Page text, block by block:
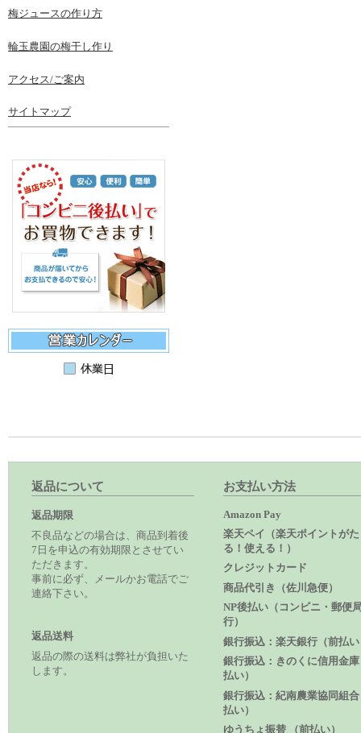
梅ジュースの作り方
輪玉農園の梅干し作り
アクセス/ご案内
サイトマップ
返品について
返品期限
不良品などの場合は、商品到着後
7日を申込の有効期限とさせてい
ただきます。
事前に必ず、メールかお電話でご
連絡下さい。
返品送料
返品の際の送料は弊社が負担いた
します。
お支払い方法
Amazon Pay
楽天ペイ（楽天ポイントが
る！使える！）
クレジットカード
商品代引き（佐川急便）
NP後払い（コンビニ・郵便
行）
銀行振込：楽天銀行（前払
銀行振込：きのくに信用金
払い）
銀行振込：紀南農業協同組
払い）
ゆうちょ振替 （前払い）